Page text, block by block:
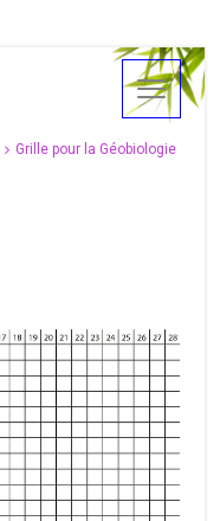
Grille pour la Géobiologie